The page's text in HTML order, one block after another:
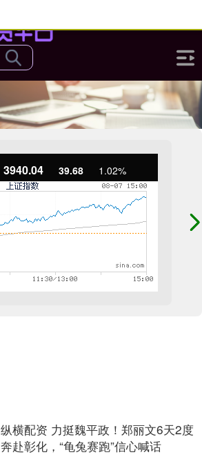
3940.04 39.68 1.02%
纵横配资 力挺魏平政！郑丽文6天2度
奔赴彰化，“龟兔赛跑”信心喊话